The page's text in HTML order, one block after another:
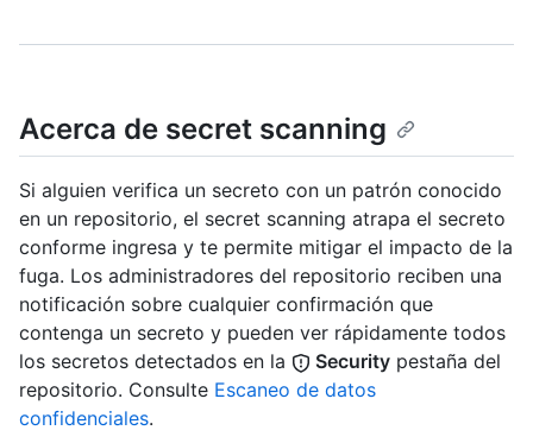
Acerca de secret scanning
Si alguien verifica un secreto con un patrón conocido
en un repositorio, el secret scanning atrapa el secreto
conforme ingresa y te permite mitigar el impacto de la
fuga. Los administradores del repositorio reciben una
notificación sobre cualquier confirmación que
contenga un secreto y pueden ver rápidamente todos
los secretos detectados en la
Security pestaña del
repositorio. Consulte Escaneo de datos
confidenciales.